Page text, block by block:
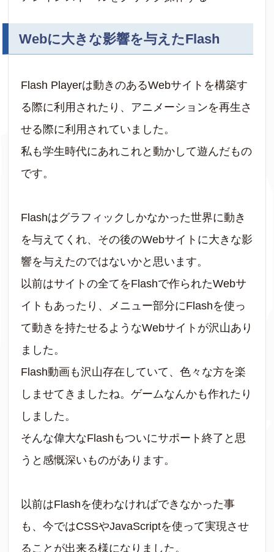
Webに大きな影響を与えたFlash
Flash Playerは動きのあるWebサイトを構築す
る際に利用されたり、アニメーションを再生さ
せる際に利用されていました。
私も学生時代にあれこれと動かして遊んだもの
です。
Flashはグラフィックしかなかった世界に動き
を与えてくれ、その後のWebサイトに大きな影
響を与えたのではないかと思います。
以前はサイトの全てをFlashで作られたWebサ
イトもあったり、メニュー部分にFlashを使っ
て動きを持たせるようなWebサイトが沢山あり
ました。
Flash動画も沢山存在していて、色々な方を楽
しませてきましたね。ゲームなんかも作れたり
しました。
そんな偉大なFlashもついにサポート終了と思
うと感慨深いものがあります。
以前はFlashを使わなければできなかった事
も、今ではCSSやJavaScriptを使って実現させ
ることが出来る様になりました。